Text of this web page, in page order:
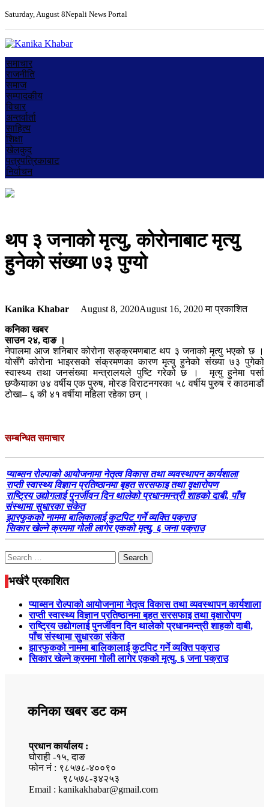
Saturday, August 8Nepali News Portal
समाचार
राजनीति
समाज
सम्पादकीय
विचार
अन्तर्वार्ता
साहित्य
शिक्षा
खेलकुद
पत्रपत्रिकाबाट
निर्वाचन
थप ३ जनाको मृत्यु, कोरोनाबाट मृत्यु
हुनेको संख्या ७३ पुग्यो
Kanika Khabar August 8, 2020August 16, 2020मा प्रकाशित
कनिका खबर
साउन २४, दाङ ।
नेपालमा आज शनिबार कोरोना सङ्क्रमणबाट थप ३ जनाको मृत्यु भएको छ ।
योसँगै कोरोना भाइरसको संक्रमणका कारण मृत्यु हुनेको संख्या ७३ पुगेको
स्वास्थ्य तथा जनसंख्या मन्त्रालयले पुष्टि गरेको छ । मृत्यु हुनेमा पर्सा
छप्कैयाका ७४ वर्षीय एक पुरुष, मोरङ विराटनगरका ५८ वर्षीय पुरुष र काठमाडौं
टोखा– ६ की ४१ वर्षीया महिला रहेका छन् ।
सम्बन्धित समाचार
प्याब्सन रोल्पाको आयोजनामा नेतृत्व विकास तथा व्यवस्थापन कार्यशाला
राप्ती स्वास्थ्य विज्ञान प्रतिष्ठानमा बृहत सरसफाइ तथा वृक्षारोपण
राष्ट्रिय उद्योगलाई पुनर्जीवन दिन थालेको प्रधानमन्त्री शाहको दाबी, पाँच
संस्थामा सुधारका संकेत
झारफुकको नाममा बालिकालाई कुटपिट गर्ने व्यक्ति पक्राउ
सिकार खेल्ने क्रममा गोली लागेर एकको मृत्यु, ६ जना पक्राउ
Search
for:
भर्खरै प्रकाशित
प्याब्सन रोल्पाको आयोजनामा नेतृत्व विकास तथा व्यवस्थापन कार्यशाला
राप्ती स्वास्थ्य विज्ञान प्रतिष्ठानमा बृहत सरसफाइ तथा वृक्षारोपण
राष्ट्रिय उद्योगलाई पुनर्जीवन दिन थालेको प्रधानमन्त्री शाहको दाबी,
पाँच संस्थामा सुधारका संकेत
झारफुकको नाममा बालिकालाई कुटपिट गर्ने व्यक्ति पक्राउ
सिकार खेल्ने क्रममा गोली लागेर एकको मृत्यु, ६ जना पक्राउ
कनिका खबर डट कम
प्रधान कार्यालय :
घोराही -१५, दाङ
फोन नं : ९८५७८-४००९०
९८५७८-३४२५३
Email : kanikakhabar@gmail.com